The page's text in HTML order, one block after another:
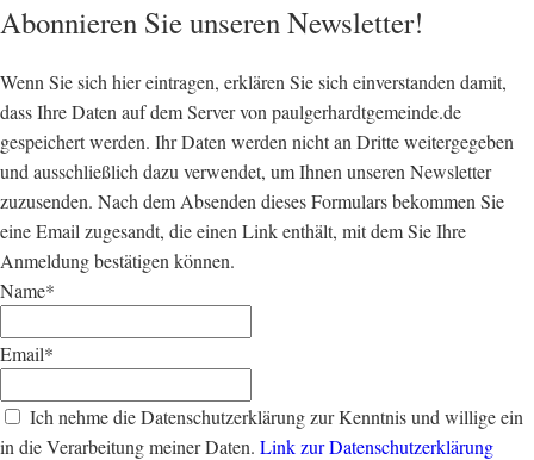
Abonnieren Sie unseren Newsletter!
Wenn Sie sich hier eintragen, erklären Sie sich einverstanden damit,
dass Ihre Daten auf dem Server von paulgerhardtgemeinde.de
gespeichert werden. Ihr Daten werden nicht an Dritte weitergegeben
und ausschließlich dazu verwendet, um Ihnen unseren Newsletter
zuzusenden. Nach dem Absenden dieses Formulars bekommen Sie
eine Email zugesandt, die einen Link enthält, mit dem Sie Ihre
Anmeldung bestätigen können.
Name*
Email*
Ich nehme die Datenschutzerklärung zur Kenntnis und willige ein
in die Verarbeitung meiner Daten. Link zur Datenschutzerklärung